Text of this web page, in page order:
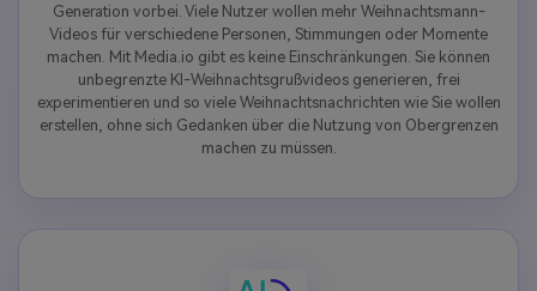
Generation vorbei. Viele Nutzer wollen mehr Weihnachtsmann-
Videos für verschiedene Personen, Stimmungen oder Momente
machen. Mit Media.io gibt es keine Einschränkungen. Sie können
unbegrenzte KI-Weihnachtsgrußvideos generieren, frei
experimentieren und so viele Weihnachtsnachrichten wie Sie wollen
erstellen, ohne sich Gedanken über die Nutzung von Obergrenzen
machen zu müssen.